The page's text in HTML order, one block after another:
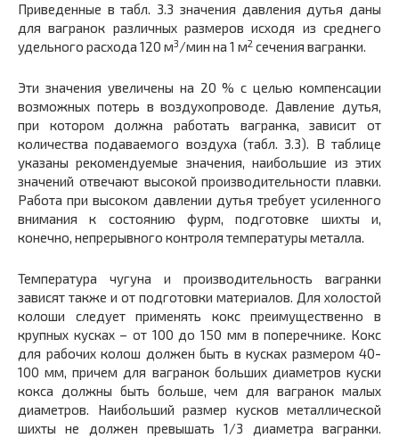
Приведенные в табл. 3.3 значения давления дутья даны
для вагранок различных размеров исходя из среднего
удельного расхода 120 м3/мин на 1 м2 сечения вагранки.
Эти значения увеличены на 20 % с целью компенсации
возможных потерь в воздухопроводе. Давление дутья,
при котором должна работать вагранка, зависит от
количества подаваемого воздуха (табл. 3.3). В таблице
указаны рекомендуемые значения, наибольшие из этих
значений отвечают высокой производительности плавки.
Работа при высоком давлении дутья требует усиленного
внимания к состоянию фурм, подготовке шихты и,
конечно, непрерывного контроля температуры металла.
Температура чугуна и производительность вагранки
зависят также и от подготовки материалов. Для холостой
колоши следует применять кокс преимущественно в
крупных кусках – от 100 до 150 мм в поперечнике. Кокс
для рабочих колош должен быть в кусках размером 40-
100 мм, причем для вагранок больших диаметров куски
кокса должны быть больше, чем для вагранок малых
диаметров. Наибольший размер кусков металлической
шихты не должен превышать 1/3 диаметра вагранки.